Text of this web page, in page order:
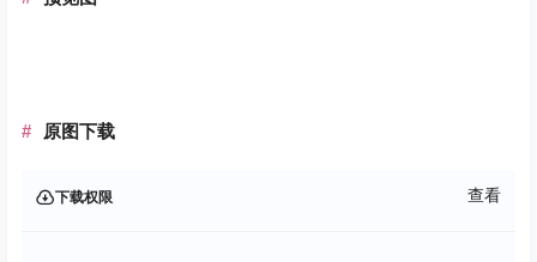
原图下载
下载权限 查看